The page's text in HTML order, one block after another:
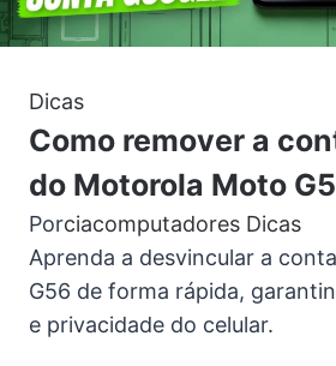
Dicas
Como remover a
do Motorola Moto
Porciacomputadores Dicas
Aprenda a desvincular a
G56 de forma rápida,
e privacidade do celular.